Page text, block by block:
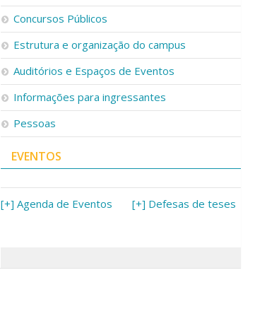
Concursos Públicos
Estrutura e organização do campus
Auditórios e Espaços de Eventos
Informações para ingressantes
Pessoas
EVENTOS
[+] Agenda de Eventos [+] Defesas de teses